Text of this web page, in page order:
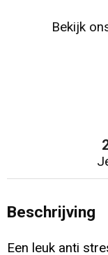
Bekijk
Beschrijving
Een leuk anti